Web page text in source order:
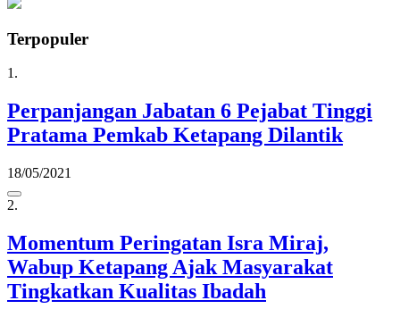
Terpopuler
1.
Perpanjangan Jabatan 6 Pejabat Tinggi
Pratama Pemkab Ketapang Dilantik
18/05/2021
2.
Momentum Peringatan Isra Miraj,
Wabup Ketapang Ajak Masyarakat
Tingkatkan Kualitas Ibadah